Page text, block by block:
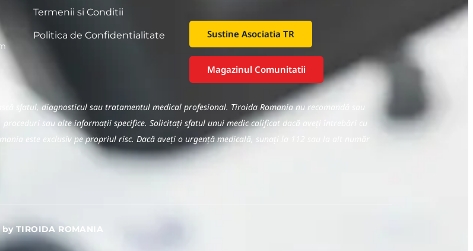
Termenii si Conditii
Politica de Confidentialitate Sustine Asociatia TR
Magazinul Comunitatii
sfatul, diagnosticul sau tratamentul medical profesional. Tiroida Romania nu recomandă sau
sau alte informații specifice. Solicitați sfatul unui medic calificat dacă aveți întrebări cu
este exclusiv pe propriul risc. Dacă aveți o urgență medicală, sunați la 112 sau la alt număr
TIROIDA ROMANIA